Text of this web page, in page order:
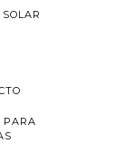
PARA